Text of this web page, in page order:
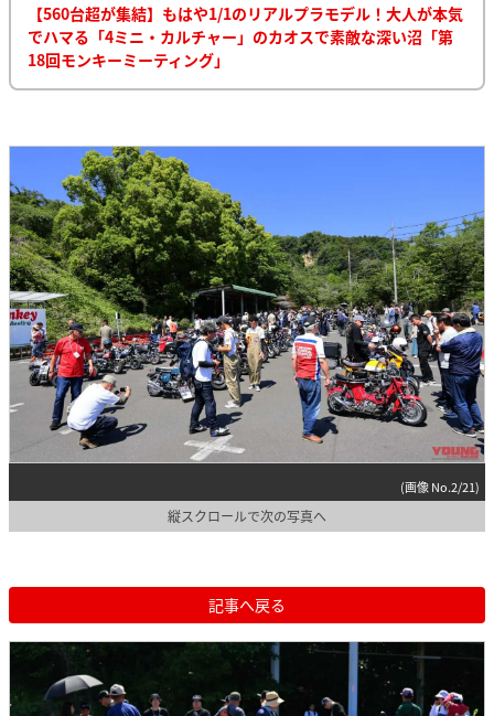
【560台超が集結】もはや1/1のリアルプラモデル！大人が本気
でハマる「4ミニ・カルチャー」のカオスで素敵な深い沼「第
18回モンキーミーティング」
(画像 No.2/21)
縦スクロールで次の写真へ
記事へ戻る